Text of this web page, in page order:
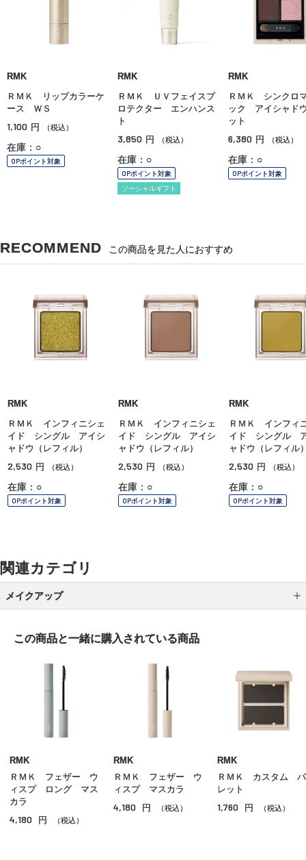
RMK
ＲＭＫ リップカラーケ
ース ＷＳ
1,100 円 （税込）
在庫：○
OPポイント対象
RMK
ＲＭＫ ＵＶフェイスプ
ロテクター エンハンス
ト
3,850 円 （税込）
在庫：○
OPポイント対象
ソーシャルギフト
RMK
ＲＭＫ シンクロ
ック アイシャド
ット
6,380 円 （税込）
在庫：○
OPポイント対象
RECOMMEND この商品を見た人におすすめ
RMK
ＲＭＫ インフィニシェ
イド シングル アイシ
ャドウ（レフィル）
2,530 円 （税込）
在庫：○
OPポイント対象
RMK
ＲＭＫ インフィニシェ
イド シングル アイシ
ャドウ（レフィル）
2,530 円 （税込）
在庫：○
OPポイント対象
RMK
ＲＭＫ インフィ
イド シングル
ャドウ（レフィル
2,530 円 （税込）
在庫：○
OPポイント対象
関連カテゴリ
メイクアップ
グロス
チーク
シェーディング・ハイライト
この商品と一緒に購入されている商品
RMK
ＲＭＫ フェザー ウ
ィスプ ロング マス
カラ
4,180 円 （税込）
RMK
ＲＭＫ フェザー ウ
ィスプ マスカラ
4,180 円 （税込）
RMK
ＲＭＫ カスタム パ
レット
1,760 円 （税込）